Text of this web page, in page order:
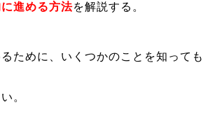
進める方法を解説する。
ために、いくつかのことを知っても
。